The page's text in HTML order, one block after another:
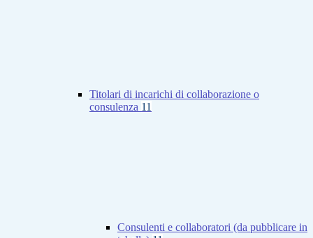
Titolari di incarichi di collaborazione o
consulenza 11
Consulenti e collaboratori (da pubblicare in